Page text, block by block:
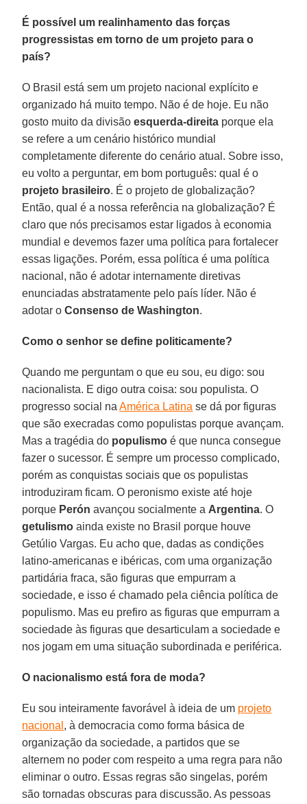
É possível um realinhamento das forças
progressistas em torno de um projeto para o
país?
O Brasil está sem um projeto nacional explícito e
organizado há muito tempo. Não é de hoje. Eu não
gosto muito da divisãoesquerda-direita porque ela
se refere a um cenário histórico mundial
completamente diferente do cenário atual. Sobre isso,
eu volto a perguntar, em bom português: qual é o
projeto brasileiro. É o projeto de globalização?
Então, qual é a nossa referência na globalização? É
claro que nós precisamos estar ligados à economia
mundial e devemos fazer uma política para fortalecer
essas ligações. Porém, essa política é uma política
nacional, não é adotar internamente diretivas
enunciadas abstratamente pelo país líder. Não é
adotar oConsenso de Washington.
Como o senhor se define politicamente?
Quando me perguntam o que eu sou, eu digo: sou
nacionalista. E digo outra coisa: sou populista. O
progresso social naAmérica Latina se dá por figuras
que são execradas como populistas porque avançam.
Mas a tragédia do populismo é que nunca consegue
fazer o sucessor. É sempre um processo complicado,
porém as conquistas sociais que os populistas
introduziram ficam. O peronismo existe até hoje
porque Perón avançou socialmente a Argentina. O
getulismo ainda existe no Brasil porque houve
Getúlio Vargas. Eu acho que, dadas as condições
latino-americanas e ibéricas, com uma organização
partidária fraca, são figuras que empurram a
sociedade, e isso é chamado pela ciência política de
populismo. Mas eu prefiro as figuras que empurram a
sociedade às figuras que desarticulam a sociedade e
nos jogam em uma situação subordinada e periférica.
O nacionalismo está fora de moda?
Eu sou inteiramente favorável à ideia de um projeto
nacional , à democracia como forma básica de
organização da sociedade, a partidos que se
alternem no poder com respeito a uma regra para não
eliminar o outro. Essas regras são singelas, porém
são tornadas obscuras para discussão. As pessoas